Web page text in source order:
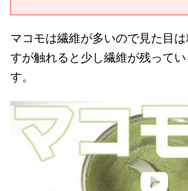
マコモは繊維が多いので見た目
すが触れると少し繊維が残って
す。